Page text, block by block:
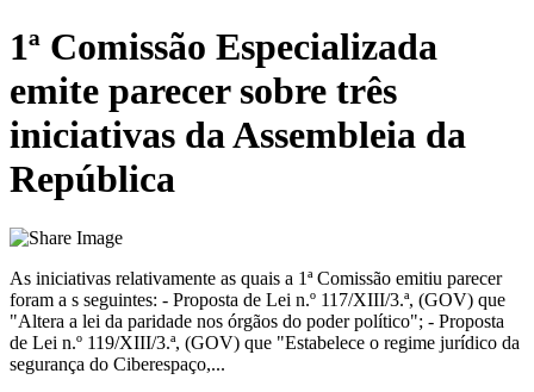
1ª Comissão Especializada
emite parecer sobre três
iniciativas da Assembleia da
República
As iniciativas relativamente as quais a 1ª Comissão emitiu parecer
foram a s seguintes: - Proposta de Lei n.º 117/XIII/3.ª, (GOV) que
"Altera a lei da paridade nos órgãos do poder político"; - Proposta
de Lei n.º 119/XIII/3.ª, (GOV) que "Estabelece o regime jurídico da
segurança do Ciberespaço,...